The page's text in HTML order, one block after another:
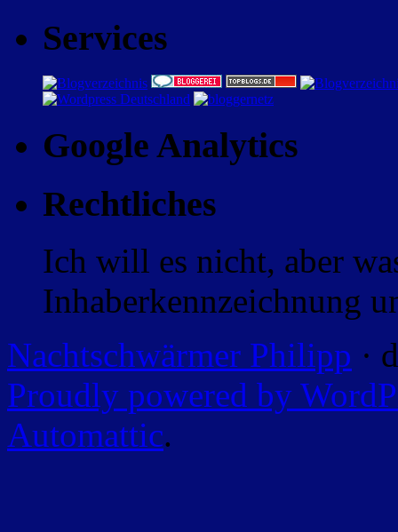
Services
Google Analytics
Rechtliches
Ich will es nicht, aber
Inhaberkennzeichnung
Nachtschwärmer Philipp ·
Proudly powered by
Automattic.